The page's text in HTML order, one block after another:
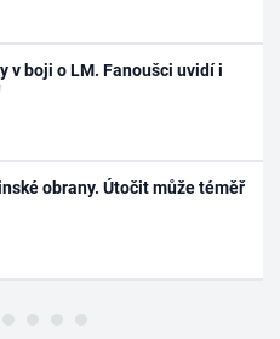
v boji o LM. Fanoušci uvidí i
obrany. Útočit může téměř